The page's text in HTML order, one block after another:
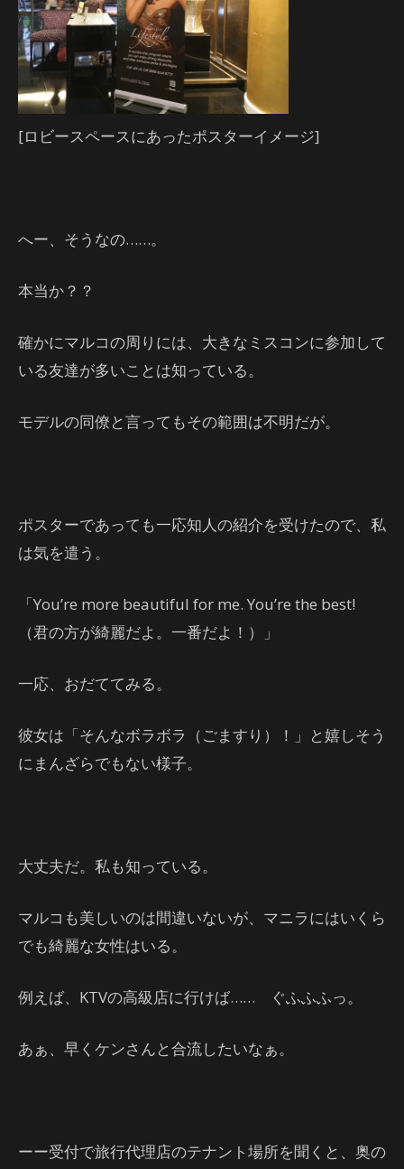
[ロビースペースにあったポスターイメージ]
へー、そうなの……。
本当か？？
確かにマルコの周りには、大きなミスコンに参加して
いる友達が多いことは知っている。
モデルの同僚と言ってもその範囲は不明だが。
ポスターであっても一応知人の紹介を受けたので、私
は気を遣う。
「You’re more beautiful for me. You’re the best!
（君の方が綺麗だよ。一番だよ！）」
一応、おだててみる。
彼女は「そんなボラボラ（ごますり）！」と嬉しそう
にまんざらでもない様子。
大丈夫だ。私も知っている。
マルコも美しいのは間違いないが、マニラにはいくら
でも綺麗な女性はいる。
例えば、KTVの高級店に行けば…… ぐふふふっ。
あぁ、早くケンさんと合流したいなぁ。
ーー受付で旅行代理店のテナント場所を聞くと、奥の